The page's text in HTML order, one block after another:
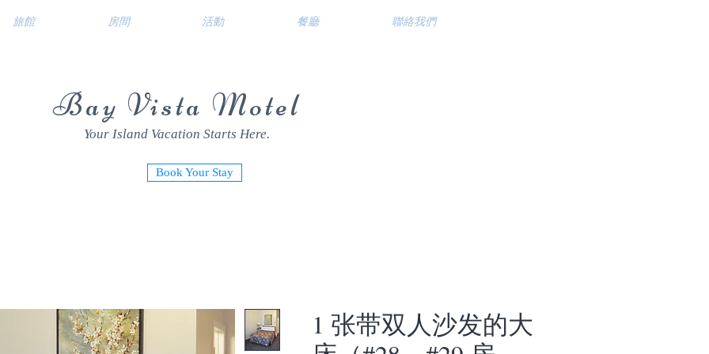
旅館 房間 活動 餐廳 聯絡我們
Bay Vista Motel
Your Island Vacation Starts Here.
Book Your Stay
1 张带双人沙发的大